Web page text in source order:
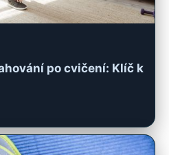
po cvičení: Klíč k